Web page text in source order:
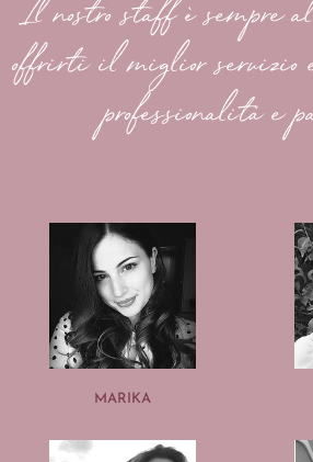
Il nostro staff è sempre
offrirti il miglior servizio
professionalità e
MARIKA